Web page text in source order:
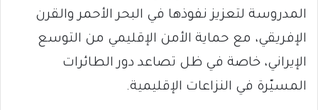
المدروسة لتعزيز نفوذها في البحر الأحمر والقرن
الإفريقي، مع حماية الأمن الإقليمي من التوسع
الإيراني، خاصة في ظل تصاعد دور الطائرات
المسيّرة في النزاعات الإقليمية.